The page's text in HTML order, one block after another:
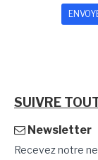
SUIVRE
Newsletter
Recevez notre